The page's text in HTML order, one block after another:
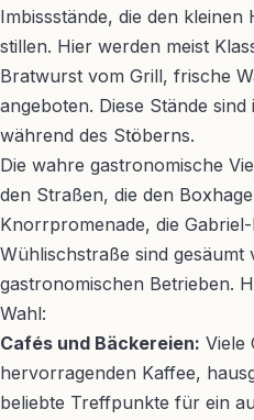
Imbissstände, die den
stillen. Hier werden meist
Bratwurst vom Grill, frische
angeboten. Diese Stände
während des Stöberns.
Die wahre gastronomische
den Straßen, die den
Knorrpromenade, die
Wühlischstraße sind gesäumt
gastronomischen Betrieben.
Wahl:
Cafés und Bäckereien: Viele
hervorragenden Kaffee,
beliebte Treffpunkte für ein